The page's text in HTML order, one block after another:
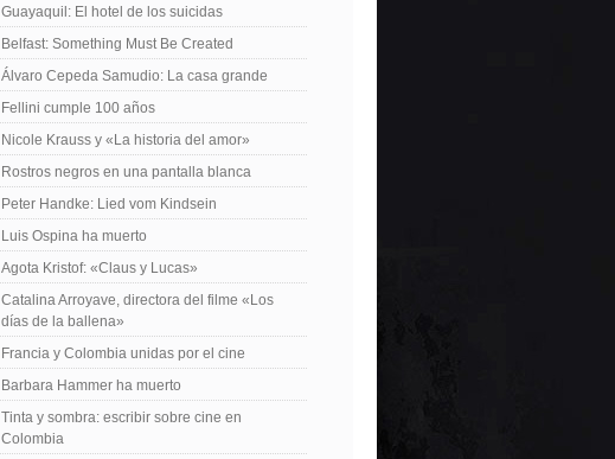
Guayaquil: El hotel de los suicidas
Belfast: Something Must Be Created
Álvaro Cepeda Samudio: La casa grande
Fellini cumple 100 años
Nicole Krauss y «La historia del amor»
Rostros negros en una pantalla blanca
Peter Handke: Lied vom Kindsein
Luis Ospina ha muerto
Agota Kristof: «Claus y Lucas»
Catalina Arroyave, directora del filme «Los
días de la ballena»
Francia y Colombia unidas por el cine
Barbara Hammer ha muerto
Tinta y sombra: escribir sobre cine en
Colombia